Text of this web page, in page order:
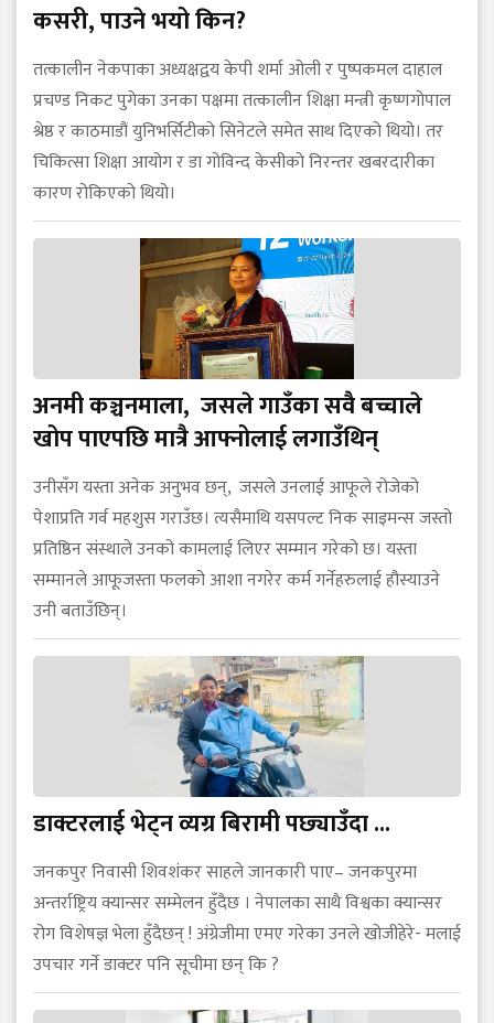
कसरी, पाउने भयो किन?
तत्कालीन नेकपाका अध्यक्षद्वय केपी शर्मा ‌ओली र पुष्पकमल दाहाल
प्रचण्ड निकट पुगेका उनका पक्षमा तत्कालीन शिक्षा मन्त्री कृष्णगोपाल
श्रेष्ठ र काठमाडौं युनिभर्सिटीको सिनेटले समेत साथ दिएको थियो। तर
चिकित्सा शिक्षा आयोग र डा गोविन्द केसीको निरन्तर खबरदारीका
कारण रोकिएको थियो।
अनमी कञ्चनमाला, जसले गाउँका सवै बच्चाले
खोप पाएपछि मात्रै आफ्नोलाई लगाउँथिन्
उनीसँग यस्ता अनेक अनुभव छन्, जसले उनलाई आफूले रोजेको
पेशाप्रति गर्व महशुस गराउँछ। त्यसैमाथि यसपल्ट निक साइमन्स जस्तो
प्रतिष्ठिन संस्थाले उनको कामलाई लिएर सम्मान गरेको छ। यस्ता
सम्मानले आफूजस्ता फलको आशा नगरेर कर्म गर्नेहरुलाई हौस्याउने
उनी बताउँछिन्।
डाक्टरलाई भेट्न व्यग्र बिरामी पछ्याउँदा ...
जनकपुर निवासी शिवशंकर साहले जानकारी पाए– जनकपुरमा
अन्तर्राष्ट्रिय क्यान्सर सम्मेलन हुँदैछ । नेपालका साथै विश्वका क्यान्सर
रोग विशेषज्ञ भेला हुँदैछन् ! अंग्रेजीमा एमए गरेका उनले खोजीहेरे- मलाई
उपचार गर्ने डाक्टर पनि सूचीमा छन् कि ?